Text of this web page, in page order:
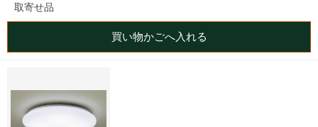
取寄せ品
買い物かごへ入れる